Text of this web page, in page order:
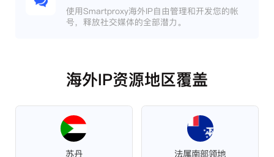
使用Smartproxy海外IP自由管理和开发您的帐
号，释放社交媒体的全部潜力。
海外IP资源地区覆盖
苏丹
法属南部领地